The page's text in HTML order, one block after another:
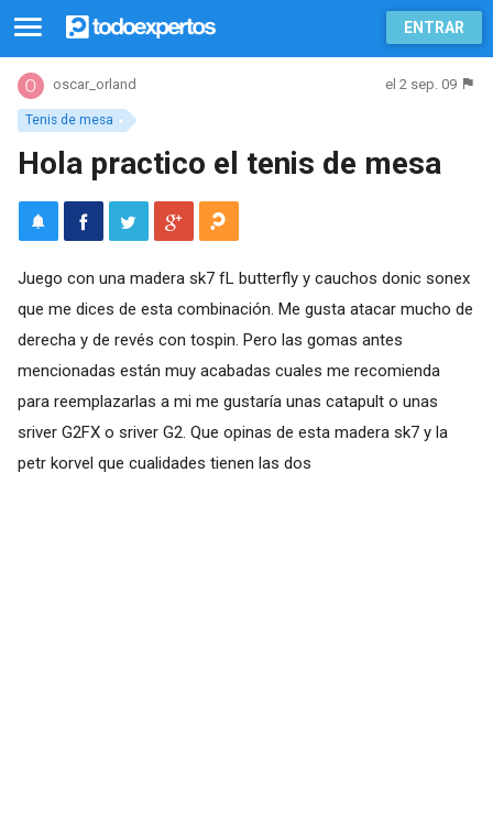
ENTRAR
Tenis de mesa
oscar_orland el 2 sep. 09
Hola practico el tenis de mesa
Juego con una madera sk7 fL butterfly y cauchos donic sonex
que me dices de esta combinación. Me gusta atacar mucho de
derecha y de revés con tospin. Pero las gomas antes
mencionadas están muy acabadas cuales me recomienda
para reemplazarlas a mi me gustaría unas catapult o unas
sriver G2FX o sriver G2. Que opinas de esta madera sk7 y la
petr korvel que cualidades tienen las dos